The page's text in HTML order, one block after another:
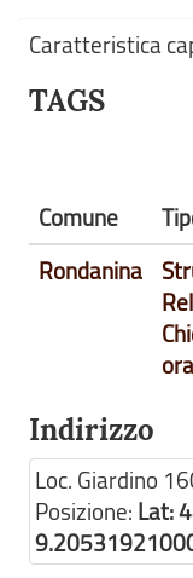
Caratteristica
TAGS
Comune
Rondanina
Indirizzo
Loc. Giardino
Posizione: Lat: